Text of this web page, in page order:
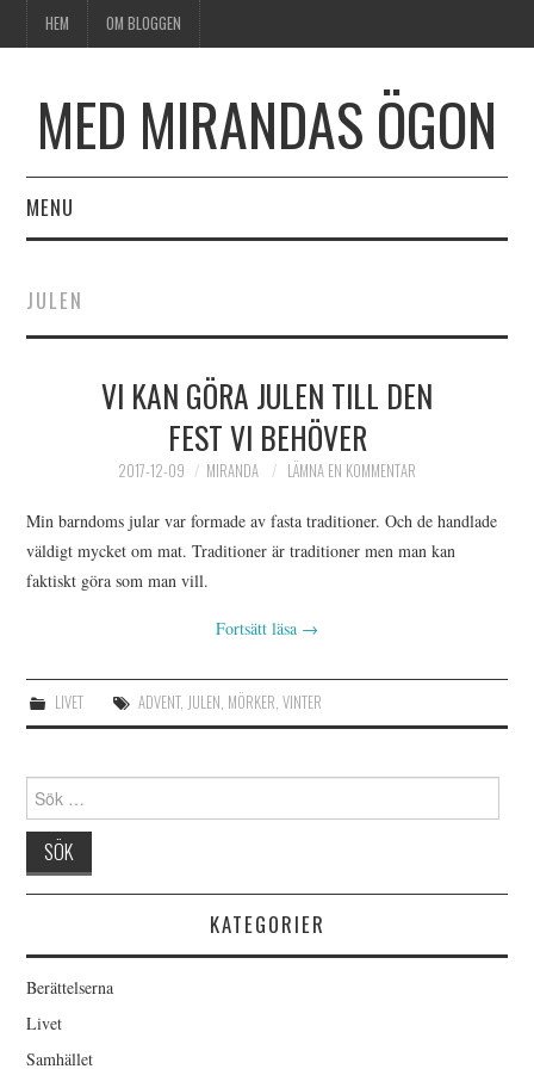
HEM OM BLOGGEN
MED MIRANDAS ÖGON
MENU
OM BLOGGEN
JULEN
VI KAN GÖRA JULEN TILL DEN
FEST VI BEHÖVER
2017-12-09 MIRANDA LÄMNA EN KOMMENTAR
Min barndoms jular var formade av fasta traditioner. Och de handlade
väldigt mycket om mat. Traditioner är traditioner men man kan
faktiskt göra som man vill.
Fortsätt läsa →
LIVET ADVENT, JULEN MÖRKER VINTER
efter:
KATEGORIER
Berättelserna
Livet
Samhället